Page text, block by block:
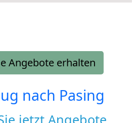
Angebote erhalten
nach Pasing
jetzt Angebote